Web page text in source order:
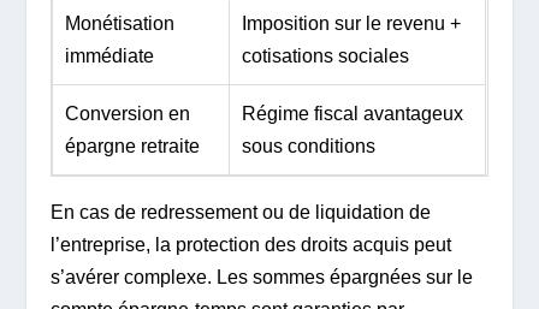
Monétisation
immédiate
Imposition sur le revenu +
cotisations sociales
Conversion en
épargne retraite
Régime fiscal avantageux
sous conditions
En cas de redressement ou de liquidation de
l’entreprise, la protection des droits acquis peut
s’avérer complexe. Les sommes épargnées sur le